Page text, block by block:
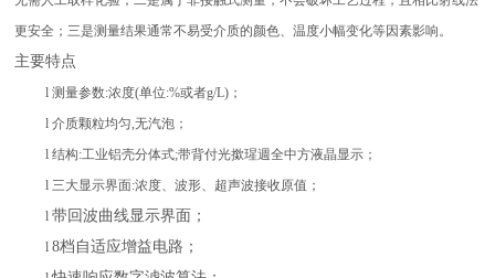
更安全；三是测量结果通常不易受介质的颜色、温度小幅变化等因素影响。
主要特点
l 测量参数:浓度(单位:%或者g/L)；
l 介质颗粒均匀,无汽泡；
l 结构:工业铝壳分体式;带背付光撳瑆週全中方液晶显示；
l三大显示界面:浓度、波形、超声波接收原值；
l带回波曲线显示界面；
l8档自适应增益电路；